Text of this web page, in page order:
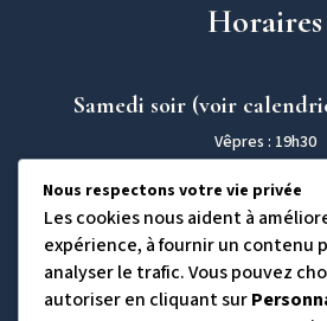
Horaires
Samedi soir (voir
Vêpres : 19h30
Dimanche (voir le
Matines : 9h30 / Divine
Nous respectons votre vie privée
Les cookies nous aident à
expérience, à fournir un contenu
analyser le trafic. Vous pouvez
autoriser en cliquant sur